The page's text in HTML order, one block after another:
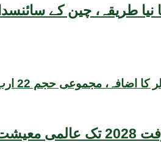
کا نیا طریقہ، چین کے
انتباہ